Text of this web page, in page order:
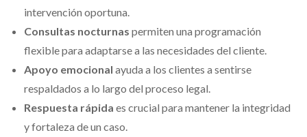
intervención oportuna.
Consultas nocturnas permiten una programación
flexible para adaptarse a las necesidades del cliente.
Apoyo emocional ayuda a los clientes a sentirse
respaldados a lo largo del proceso legal.
Respuesta rápida es crucial para mantener la integridad
y fortaleza de un caso.